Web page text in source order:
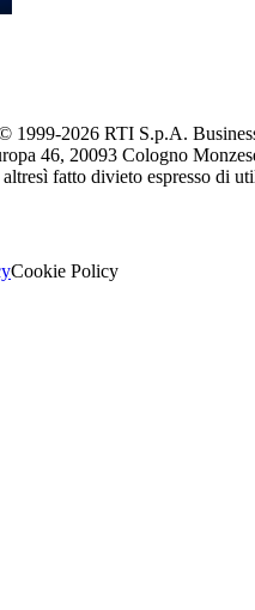
1999-2026 RTI S.p.A.
46, 20093 Cologno
fatto divieto espresso di
Cookie Policy